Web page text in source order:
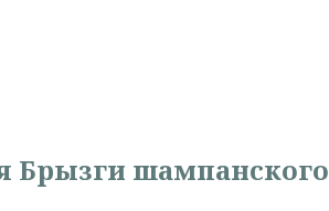
Брызги шампанского